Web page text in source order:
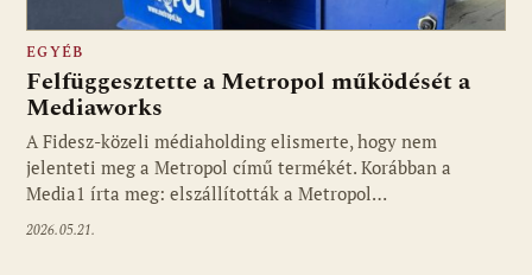
EGYÉB
Felfüggesztette a Metropol működését a
Mediaworks
A Fidesz-közeli médiaholding elismerte, hogy nem
jelenteti meg a Metropol című termékét. Korábban a
Media1 írta meg: elszállították a Metropol…
2026.05.21.